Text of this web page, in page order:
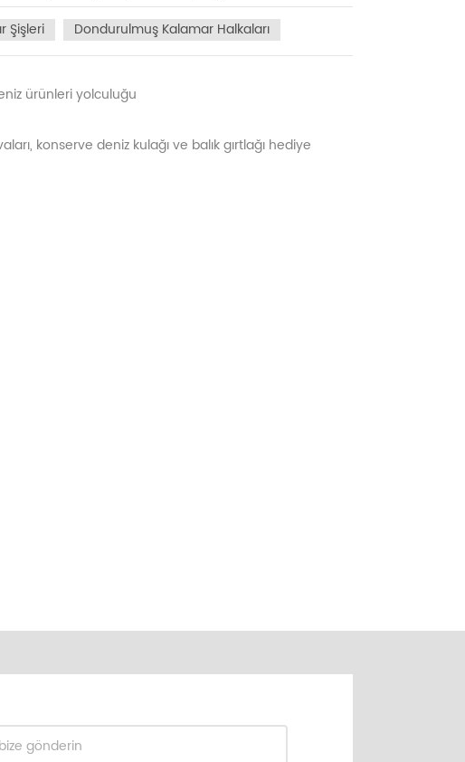
Şişleri Dondurulmuş Kalamar Halkaları
ürünleri yolculuğu
konserve deniz kulağı ve balık gırtlağı hediye